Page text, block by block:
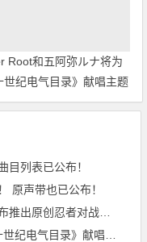
Root和五阿弥ルナ将为
世纪电气目录》献唱主题
目列表已公布！
原声带也已公布！
创忍者对战恐龙动画！
气目录》献唱主题曲